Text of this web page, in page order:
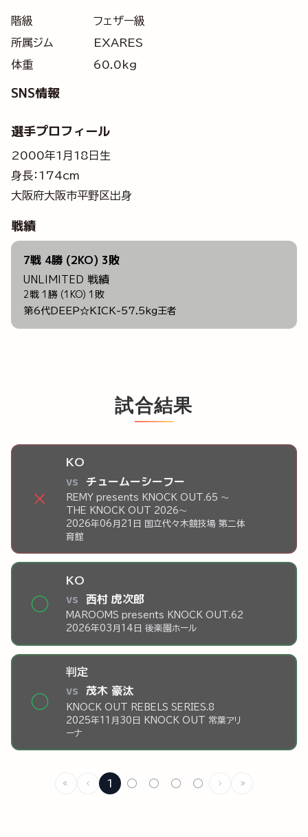
階級
フェザー級
所属ジム
EXARES
体重
60.0kg
SNS情報
選手プロフィール
2000年1月18日生
身長：174cm
大阪府大阪市平野区出身
戦績
7戦 4勝 (2KO) 3敗
UNLIMITED 戦績
2戦 1勝 (1KO) 1敗
第6代DEEP☆KICK-57.5kg王者
試合結果
×
KO
vs チュームーシーフー
REMY presents KNOCK OUT.65 ～
THE KNOCK OUT 2026～
2026年06月21日 国立代々木競技場 第二体
育館
◯
KO
vs 西村 虎次郎
MAROOMS presents KNOCK OUT.62
2026年03月14日 後楽園ホール
◯
判定
vs 茂木 豪汰
KNOCK OUT REBELS SERIES.8
2025年11月30日 KNOCK OUT 常葉アリ
ーナ
1 ○ ○ ○ ○